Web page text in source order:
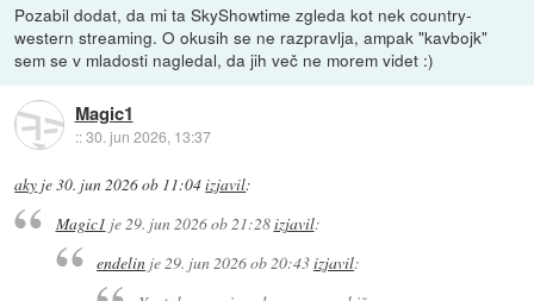
Pozabil dodat, da mi ta SkyShowtime zgleda kot nek country-
western streaming. O okusih se ne razpravlja, ampak "kavbojk"
sem se v mladosti nagledal, da jih več ne morem videt :)
Magic1
::30. jun 2026, 13:37
aky je30. jun 2026 ob 11:04izjavil:
Magic1 je29. jun 2026 ob 21:28izjavil:
endelin je29. jun 2026 ob 20:43izjavil: